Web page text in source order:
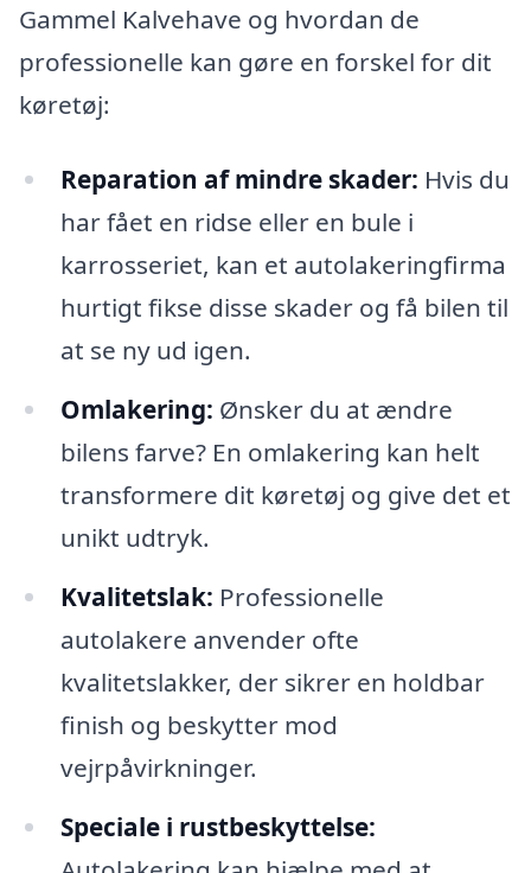
Gammel Kalvehave og hvordan de
professionelle kan gøre en forskel for dit
køretøj:
Reparation af mindre skader: Hvis du
har fået en ridse eller en bule i
karrosseriet, kan et autolakeringfirma
hurtigt fikse disse skader og få bilen til
at se ny ud igen.
Omlakering: Ønsker du at ændre
bilens farve? En omlakering kan helt
transformere dit køretøj og give det et
unikt udtryk.
Kvalitetslak: Professionelle
autolakere anvender ofte
kvalitetslakker, der sikrer en holdbar
finish og beskytter mod
vejrpåvirkninger.
Speciale i rustbeskyttelse: